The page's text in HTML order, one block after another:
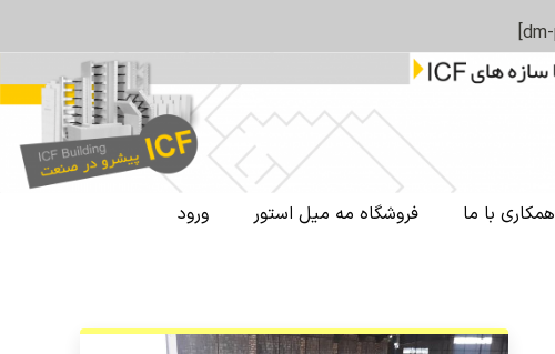
همکاری با ما فروشگاه مه میل استور ورود